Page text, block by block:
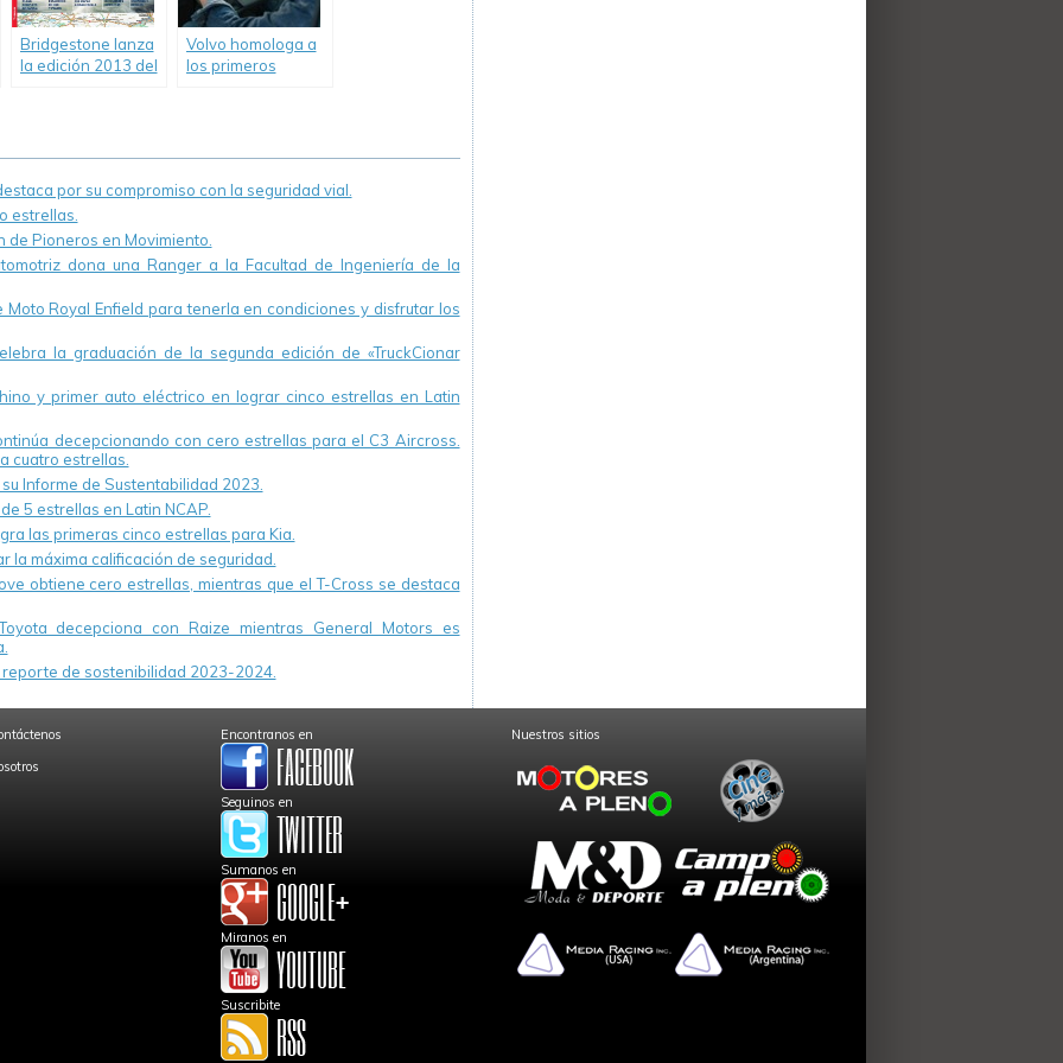
Bridgestone lanza
la edición 2013 del
Volvo homologa a
los primeros
por su compromiso con la seguridad vial.
estrellas.
Pioneros en Movimiento.
dona una Ranger a la Facultad de Ingeniería de la
Royal Enfield para tenerla en condiciones y disfrutar los
la graduación de la segunda edición de «TruckCionar
y primer auto eléctrico en lograr cinco estrellas en Latin
decepcionando con cero estrellas para el C3 Aircross.
cuatro estrellas.
Informe de Sustentabilidad 2023.
5 estrellas en Latin NCAP.
las primeras cinco estrellas para Kia.
la máxima calificación de seguridad.
obtiene cero estrellas, mientras que el T-Cross se destaca
decepciona con Raize mientras General Motors es
de sostenibilidad 2023-2024.
Encontranos en
Seguinos en
Sumanos en
Miranos en
Suscribite
Nuestros sitios